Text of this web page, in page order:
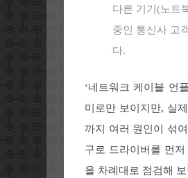
다른 기기(노트
중인 통신사 고
다.
‘네트워크 케이블 언
미로만 보이지만, 실
까지 여러 원인이 섞
구로 드라이버를 먼
을 차례대로 점검해